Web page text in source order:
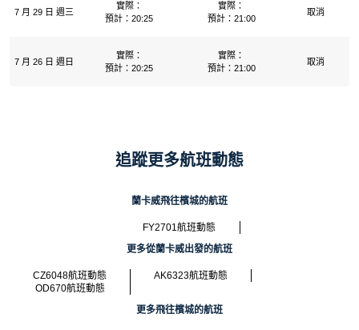
7 月 29 日 週三
實際：
預計：20:25
實際：
預計：21:00
取消
7 月 26 日 週日
實際：
預計：20:25
實際：
預計：21:00
取消
追蹤更多航班動態
蘭卡威飛往檳城的航班
FY2701航班動態
更多從蘭卡威出發的航班
CZ6048航班動態
AK6323航班動態
OD670航班動態
更多飛往檳城的航班